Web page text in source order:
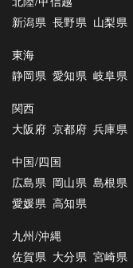
新潟県 長野県 山梨県
東海
静岡県 愛知県 岐阜県
関西
大阪府 京都府 兵庫県
中国/四国
広島県 岡山県 島根県
愛媛県 高知県
九州/沖縄
佐賀県 大分県 宮崎県